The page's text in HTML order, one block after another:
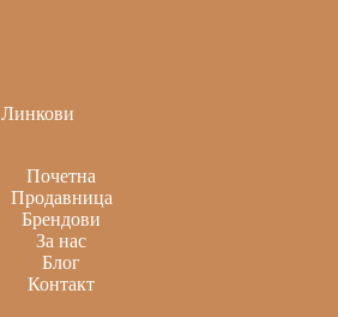
Линкови
Почетна
Продавница
Брендови
За нас
Блог
Контакт